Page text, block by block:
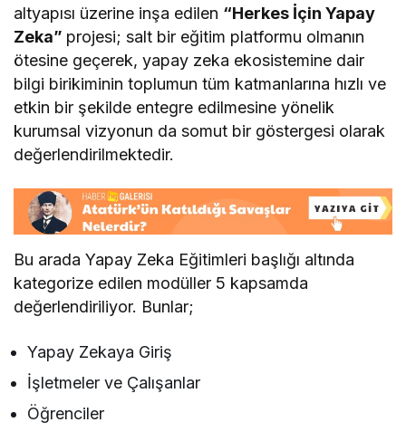
altyapısı üzerine inşa edilen “Herkes İçin Yapay
Zeka” projesi; salt bir eğitim platformu olmanın
ötesine geçerek, yapay zeka ekosistemine dair
bilgi birikiminin toplumun tüm katmanlarına hızlı ve
etkin bir şekilde entegre edilmesine yönelik
kurumsal vizyonun da somut bir göstergesi olarak
değerlendirilmektedir.
Bu arada Yapay Zeka Eğitimleri başlığı altında
kategorize edilen modüller 5 kapsamda
değerlendiriliyor. Bunlar;
Yapay Zekaya Giriş
İşletmeler ve Çalışanlar
Öğrenciler